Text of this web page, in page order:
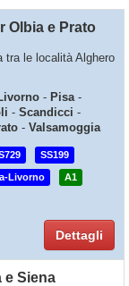
Olbia e Prato
tra le località Alghero
- Pisa-
- Scandicci -
- Valsamoggia
SS199
Livorno A1
Dettagli
e Siena